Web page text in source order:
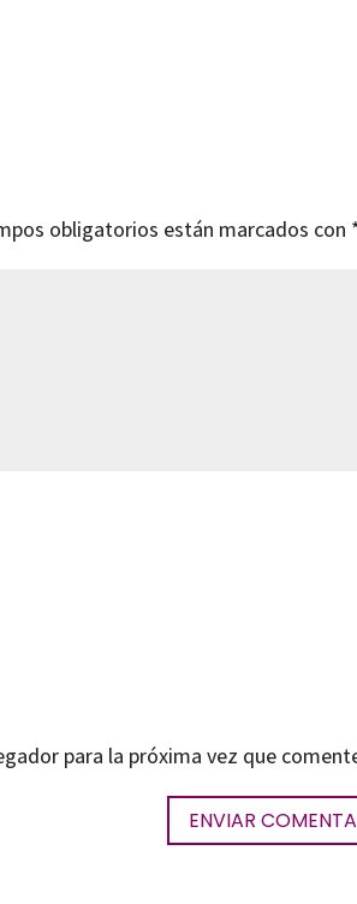
obligatorios están marcados con
para la próxima vez que